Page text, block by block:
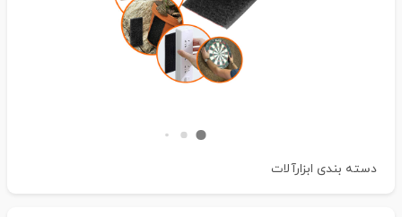
دسته بندی ابزارآلات